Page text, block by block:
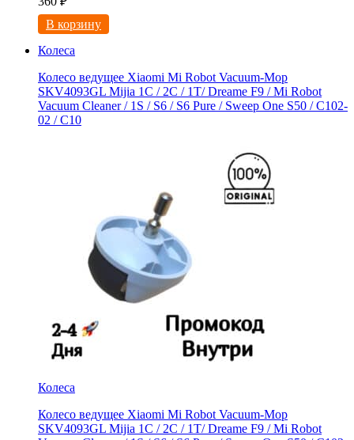
В корзину
Колеса
Колесо ведущее Xiaomi Mi Robot Vacuum-Mop
SKV4093GL Mijia 1C / 2C / 1T/ Dreame F9 / Mi Robot
Vacuum Cleaner / 1S / S6 / S6 Pure / Sweep One S50 / C102-
02 / С10
Колеса
Колесо ведущее Xiaomi Mi Robot Vacuum-Mop
SKV4093GL Mijia 1C / 2C / 1T/ Dreame F9 / Mi Robot